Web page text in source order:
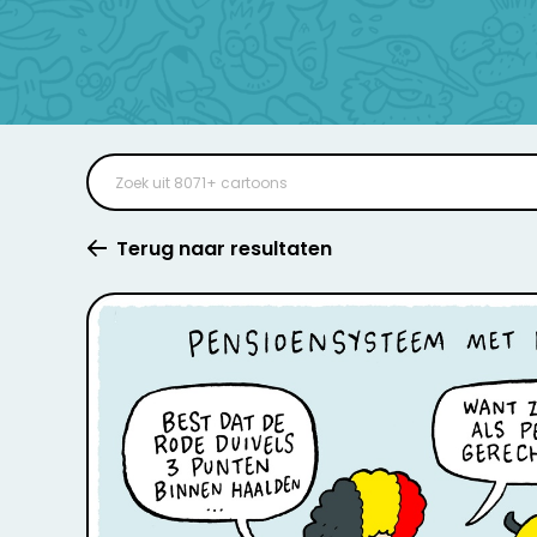
Terug naar resultaten